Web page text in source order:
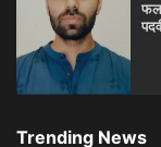
Trending News